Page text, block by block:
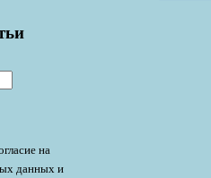
на
данных и